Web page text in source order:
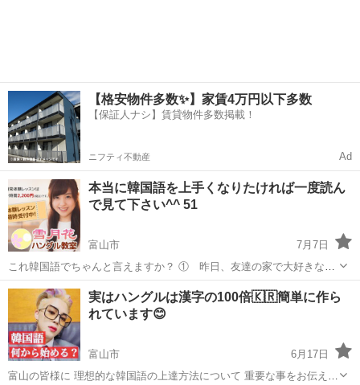
【格安物件多数✨】家賃4万円以下多数
【保証人ナシ】賃貸物件多数掲載！
ニフティ不動産 Ad
本当に韓国語を上手くなりたければ一度読ん
で見て下さい^^ 51
富山市
7月7日
これ韓国語でちゃんと言えますか？ ① 昨日、友達の家で大好きな韓
国ドラマを見ました。 ② 来週の金曜日に、彼と一緒にソウルで美味
しい韓国料理を食べます。 どうですか？ 今まで500人程の無料体験レ
ッス...
富山 富山市 https
実はハングルは漢字の100倍🇰🇷簡単に作ら
れています😊
富山市
6月17日
富山の皆様に 理想的な韓国語の上達方法について 重要な事をお伝えさ